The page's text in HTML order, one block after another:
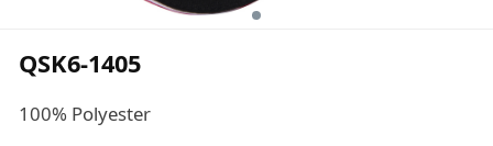
QSK6-1405
100% Polyester